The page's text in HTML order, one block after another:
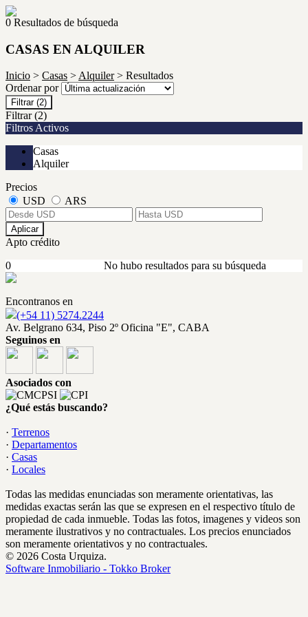
0 Resultados de búsqueda
CASAS EN ALQUILER
Inicio > Casas >Alquiler> Resultados
Ordenar por
Filtrar (2)
Filtrar (2)
Filtros Activos
Casas
Alquiler
Precios
USD
ARS
Aplicar
Apto crédito
No hubo resultados para su búsqueda
0
Encontranos en
(+54 11) 5274.2244
Av. Belgrano 634, Piso 2º Oficina "E", CABA
Seguinos en
Asociados con
¿Qué estás buscando?
· Terrenos
· Departamentos
· Casas
· Locales
Todas las medidas enunciadas son meramente orientativas, las
medidas exactas serán las que se expresen en el respectivo título de
propiedad de cada inmueble. Todas las fotos, imagenes y videos son
meramente ilustrativos y no contractuales. Los precios enunciados
son meramente orientativos y no contractuales.
© 2026 Costa Urquiza.
Software Inmobiliario - Tokko Broker